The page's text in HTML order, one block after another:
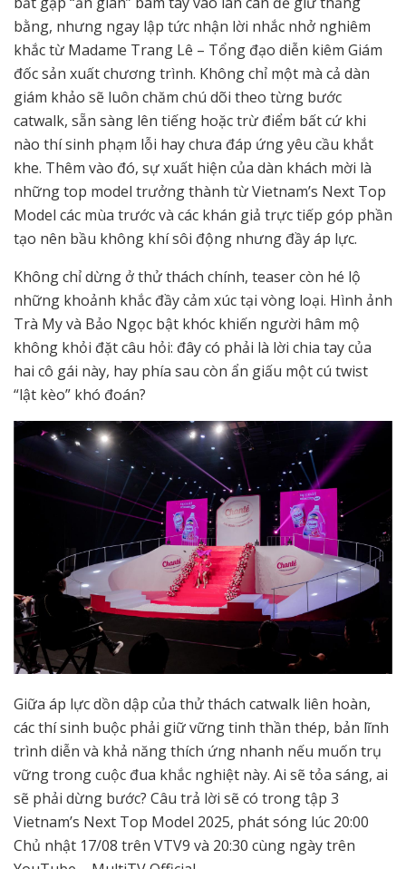
bằng, nhưng ngay lập tức nhận lời nhắc nhở nghiêm
khắc từ Madame Trang Lê – Tổng đạo diễn kiêm Giám
đốc sản xuất chương trình. Không chỉ một mà cả dàn
giám khảo sẽ luôn chăm chú dõi theo từng bước
catwalk, sẵn sàng lên tiếng hoặc trừ điểm bất cứ khi
nào thí sinh phạm lỗi hay chưa đáp ứng yêu cầu khắt
khe. Thêm vào đó, sự xuất hiện của dàn khách mời là
những top model trưởng thành từ Vietnam’s Next Top
Model các mùa trước và các khán giả trực tiếp góp phần
tạo nên bầu không khí sôi động nhưng đầy áp lực.
Không chỉ dừng ở thử thách chính, teaser còn hé lộ
những khoảnh khắc đầy cảm xúc tại vòng loại. Hình ảnh
Trà My và Bảo Ngọc bật khóc khiến người hâm mộ
không khỏi đặt câu hỏi: đây có phải là lời chia tay của
hai cô gái này, hay phía sau còn ẩn giấu một cú twist
“lật kèo” khó đoán?
Giữa áp lực dồn dập của thử thách catwalk liên hoàn,
các thí sinh buộc phải giữ vững tinh thần thép, bản lĩnh
trình diễn và khả năng thích ứng nhanh nếu muốn trụ
vững trong cuộc đua khắc nghiệt này. Ai sẽ tỏa sáng, ai
sẽ phải dừng bước? Câu trả lời sẽ có trong tập 3
Vietnam’s Next Top Model 2025, phát sóng lúc 20:00
Chủ nhật 17/08 trên VTV9 và 20:30 cùng ngày trên